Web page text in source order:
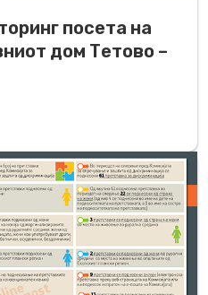
посета на
дом Тетово –